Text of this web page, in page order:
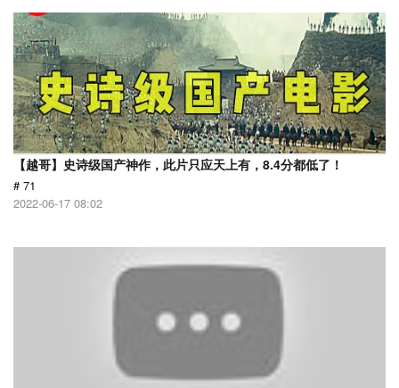
【越哥】史诗级国产神作，此片只应天上有，8.4分都低了！
# 71
2022-06-17 08:02